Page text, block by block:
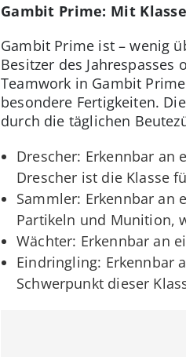
Gambit Prime: Mit
Gambit Prime ist – wenig
Besitzer des
Teamwork in Gambit
besondere Fertigkeiten.
durch die täglichen
Drescher: Erkennbar an
Drescher ist die Klasse
Sammler: Erkennbar an
Partikeln und Munition,
Wächter: Erkennbar an
Eindringling: Erkennbar
Schwerpunkt dieser